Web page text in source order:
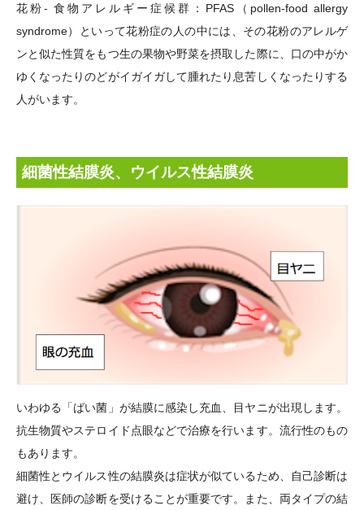
花粉- 食物アレルギー症候群：PFAS（pollen-food allergy
syndrome）といって花粉症の人の中には、その花粉のアレルゲ
ンと似た性質をもつ生の果物や野菜を摂取した際に、口の中がか
ゆくなったりのどがイガイガして腫れたり息苦しくなったりする
人がいます。
細菌性結膜炎、ウイルス性結膜炎
いわゆる「ばい菌」が結膜に感染し充血、目ヤニが出現します。
抗生物質やステロイド点眼などで治療を行います。流行性のもの
もあります。
細菌性とウイルス性の結膜炎は症状が似ているため、自己診断は
避け、医師の診断を受けることが重要です。また、両タイプの結